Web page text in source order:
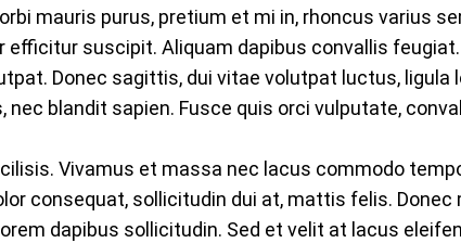
mauris purus, pretium et mi in, rhoncus varius
efficitur suscipit. Aliquam dapibus convallis
Donec sagittis, dui vitae volutpat luctus,
blandit sapien. Fusce quis orci vulputate,
Vivamus et massa nec lacus commodo
consequat, sollicitudin dui at, mattis felis.
dapibus sollicitudin. Sed et velit at lacus